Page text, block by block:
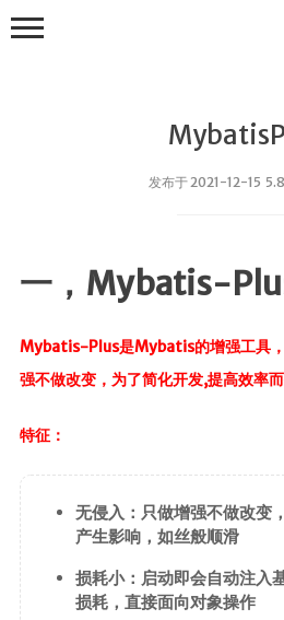
发布于 2021-12-15
一，Mybatis-
Mybatis-Plus是Mybatis的增强工具
强不做改变，为了简化开发,提高效率
特征：
无侵入：只做增强不做改变
产生影响，如丝般顺滑
损耗小：启动即会自动注入
损耗，直接面向对象操作
小众技术
EasyExcel
前端
JavaScript
CSS3